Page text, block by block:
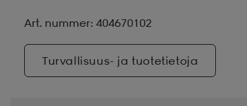
Art. nummer: 404670102
Turvallisuus- ja tuotetietoja